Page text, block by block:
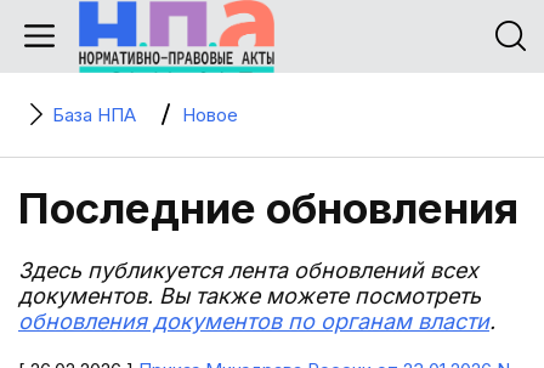
База НПА Новое
Последние обновления
Здесь публикуется лента обновлений всех
документов. Вы также можете посмотреть
обновления документов по органам власти.